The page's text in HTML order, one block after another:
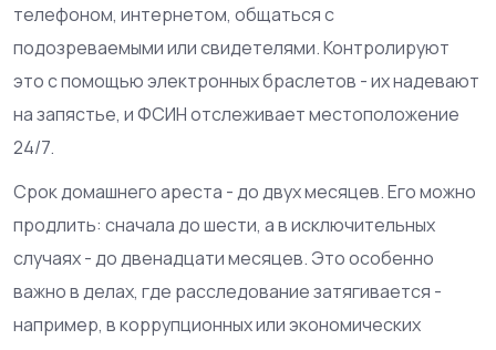
телефоном, интернетом, общаться с
подозреваемыми или свидетелями. Контролируют
это с помощью электронных браслетов - их надевают
на запястье, и ФСИН отслеживает местоположение
24/7.
Срок домашнего ареста - до двух месяцев. Его можно
продлить: сначала до шести, а в исключительных
случаях - до двенадцати месяцев. Это особенно
важно в делах, где расследование затягивается -
например, в коррупционных или экономических